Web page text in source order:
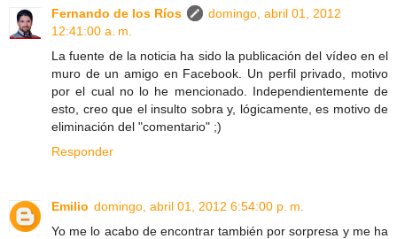
Fernando de los Ríos
domingo, abril 01, 2012
12:41:00 a. m.
La fuente de la noticia ha sido la publicación del vídeo en el
muro de un amigo en Facebook. Un perfil privado, motivo
por el cual no lo he mencionado. Independientemente de
esto, creo que el insulto sobra y, lógicamente, es motivo de
eliminación del "comentario" ;)
Responder
Emilio domingo, abril 01, 2012 6:54:00 p. m.
Yo me lo acabo de encontrar también por sorpresa y me ha